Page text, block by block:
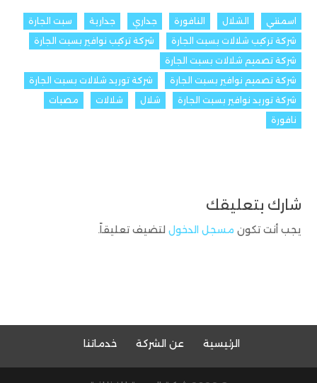
اسمنتي الشلال النافورة جداري جدارية
سبت الجارة
شركة تركيب شلالات بسبت الجارة
شركة تركيب نوافير بسبت الجارة
شركة تصميم شلالات بسبت الجارة
شركة تصميم نوافير بسبت الجارة
شركة توريد شلالات بسبت الجارة
شركة توريد نوافير بسبت الجارة
شلال شلالات
مصبات
نافورة
شارك بتعليقك
يجب أنت تكون مسجل الدخول لتضيف تعليقاً.
الرئيسية عن الشركة خدماتنا